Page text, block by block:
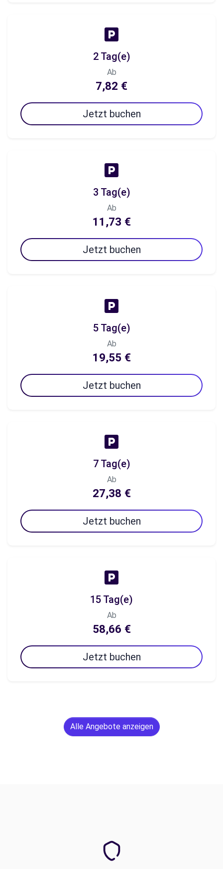
2 Tag(e)
Ab
7,82 €
Jetzt buchen
3 Tag(e)
Ab
11,73 €
Jetzt buchen
5 Tag(e)
Ab
19,55 €
Jetzt buchen
7 Tag(e)
Ab
27,38 €
Jetzt buchen
15 Tag(e)
Ab
58,66 €
Jetzt buchen
Alle Angebote anzeigen